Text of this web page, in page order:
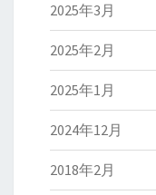
2025年3月
2025年2月
2025年1月
2024年12月
2018年2月